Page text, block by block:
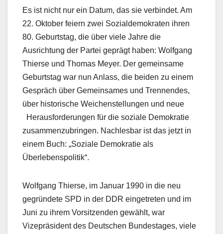
Es ist nicht nur ein Datum, das sie verbindet. Am
22. Oktober feiern zwei Sozialdemokraten ihren
80. Geburtstag, die über viele Jahre die
Ausrichtung der Partei geprägt haben: Wolfgang
Thierse und Thomas Meyer. Der gemeinsame
Geburtstag war nun Anlass, die beiden zu einem
Gespräch über Gemeinsames und Trennendes,
über historische Weichenstellungen und neue
Herausforderungen für die soziale Demokratie
zusammenzubringen. Nachlesbar ist das jetzt in
einem Buch: „Soziale Demokratie als
Überlebenspolitik“.
Wolfgang Thierse, im Januar 1990 in die neu
gegründete SPD in der DDR eingetreten und im
Juni zu ihrem Vorsitzenden gewählt, war
Vizepräsident des Deutschen Bundestages, viele